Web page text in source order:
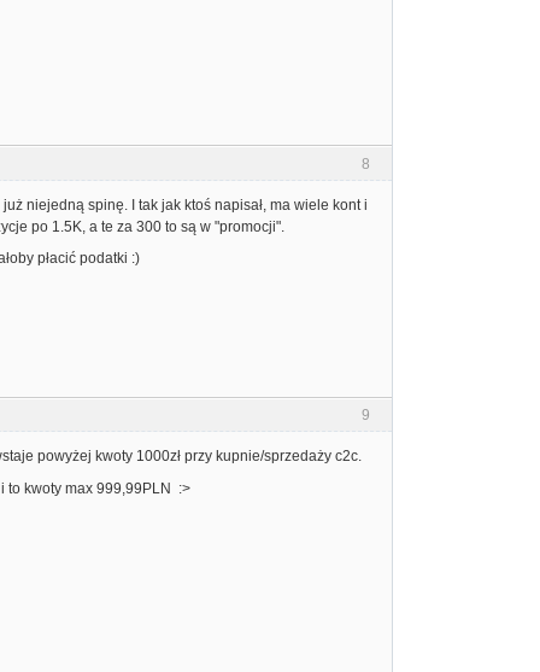
8
niejedną spinę. I tak jak ktoś napisał, ma wiele kont i
po 1.5K, a te za 300 to są w "promocji".
płacić podatki :)
9
powyżej kwoty 1000zł przy kupnie/sprzedaży c2c.
to kwoty max 999,99PLN :>